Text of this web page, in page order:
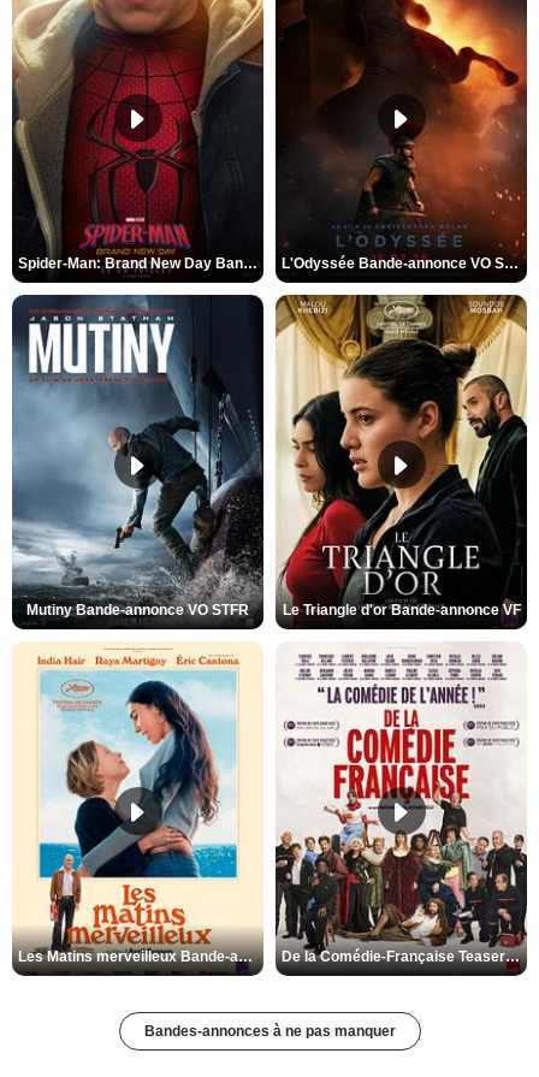
Spider-Man: Brand New Day Bande-annonce VO STFR L'Odyssée Bande-annonce VO STFR
Mutiny Bande-annonce VO STFR Le Triangle d'or Bande-annonce VF
Les Matins merveilleux Bande-annonce VF De la Comédie-Française Teaser VF
Bandes-annonces à ne pas manquer